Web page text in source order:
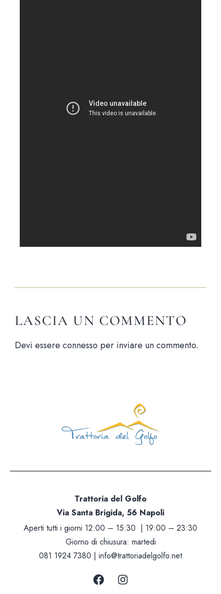
LASCIA UN COMMENTO
Devi essere connesso per inviare un commento.
Trattoria del Golfo
Via Santa Brigida, 56 Napoli
Aperti tutti i giorni 12:00 – 15:30 | 19:00 – 23:30
Giorno di chiusura: martedi
081 1924 7380 | info@trattoriadelgolfo.net
Aperti tutti i giorni 12:00 – 15:30 | 19:00 –